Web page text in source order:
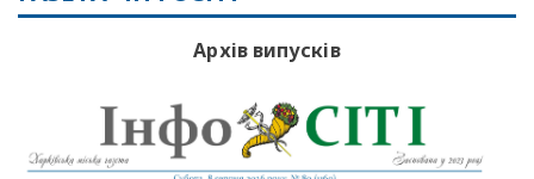
Архів випусків